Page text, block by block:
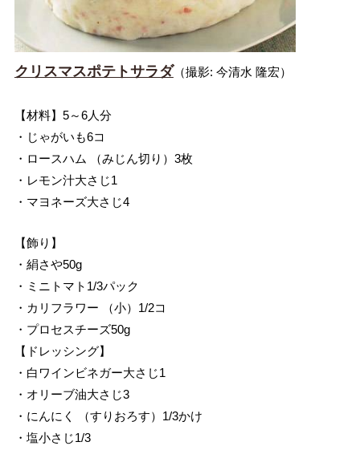
クリスマスポテトサラダ（撮影: 今清水 隆宏）
【材料】5～6人分
・じゃがいも6コ
・ロースハム （みじん切り）3枚
・レモン汁大さじ1
・マヨネーズ大さじ4
【飾り】
・絹さや50g
・ミニトマト1/3パック
・カリフラワー （小）1/2コ
・プロセスチーズ50g
【ドレッシング】
・白ワインビネガー大さじ1
・オリーブ油大さじ3
・にんにく （すりおろす）1/3かけ
・塩小さじ1/3